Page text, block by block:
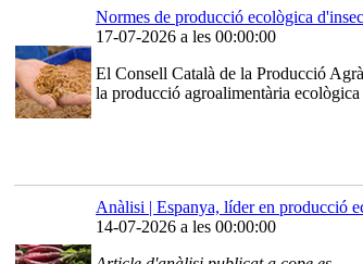
Normes de producció ecològica
17-07-2026 a les 00:00:00
El Consell Català de la Producció
la producció agroalimentària
Anàlisi | Espanya, líder en producció
14-07-2026 a les 00:00:00